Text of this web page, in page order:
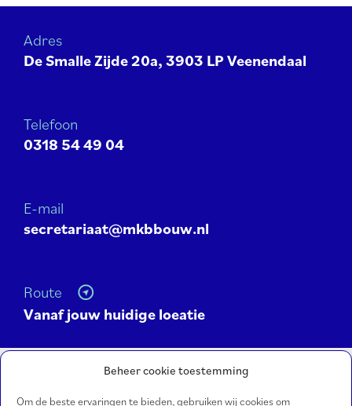
Beheer cookie toestemming
Om de beste ervaringen te bieden, gebruiken wij cookies om
Adres
De Smalle Zijde 20a, 3903 LP Veenendaal
Telefoon
0318 54 49 04
E-mail
secretariaat@mkbbouw.nl
Route
Vanaf jouw huidige loeatie
Ledenlijst bekijken ↓